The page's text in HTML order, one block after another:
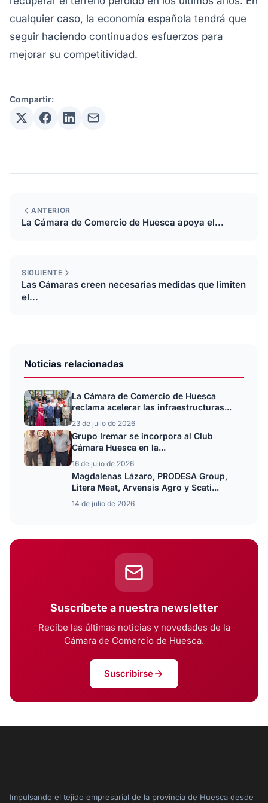
cualquier caso, la economía española tendrá que
seguir haciendo continuados esfuerzos para
mejorar su competitividad.
Compartir:
ANTERIOR
La Cámara de Comercio de Huesca apoya el...
SIGUIENTE
Las Cámaras creen necesarias medidas que limiten
el...
Noticias relacionadas
La Cámara de Comercio de Huesca
reclama acelerar las infraestructuras...
23 de julio de 2026
Grupo Iremar se incorpora al Club
Cámara Huesca en la...
16 de julio de 2026
Magdalenas Lázaro, PRODESA Group,
Litera Meat, Arvensis Agro y Scati...
14 de julio de 2026
Suscríbete a nuestra newsletter
Recibe las últimas noticias y novedades de la
Cámara de Comercio de Huesca.
Suscribirse
Impulsando el tejido empresarial de la provincia de Huesca desde